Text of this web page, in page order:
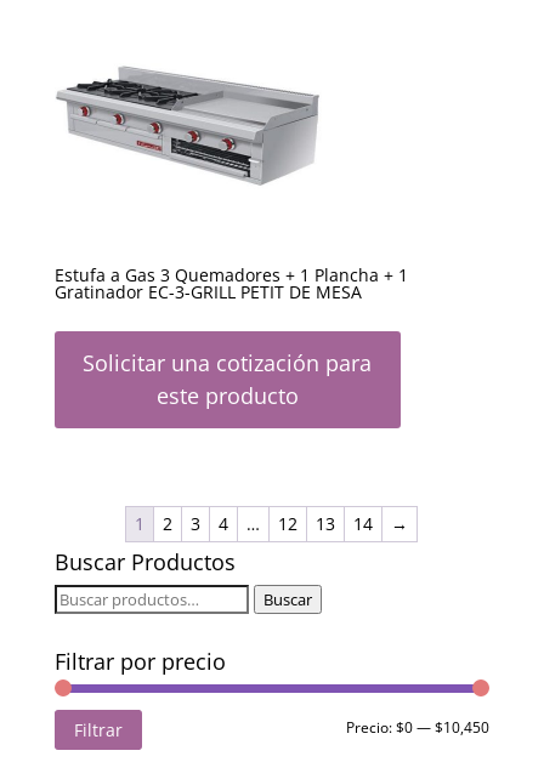
Estufa a Gas 3 Quemadores + 1 Plancha + 1
Gratinador EC-3-GRILL PETIT DE MESA
Solicitar una cotización para
este producto
1 2 3 4 … 12 13 14 →
Buscar Productos
Buscar
Buscar
Filtrar por precio
Precio
Precio
Filtrar Precio:$0—$10,450